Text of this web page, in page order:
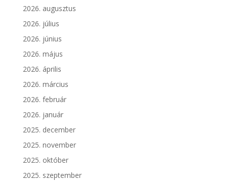
2026. augusztus
2026. július
2026. június
2026. május
2026. április
2026. március
2026. február
2026. január
2025. december
2025. november
2025. október
2025. szeptember